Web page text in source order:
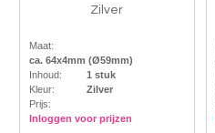
Zilver
Maat:
ca. 64x4mm (Ø59mm)
Inhoud:
1 stuk
Kleur:
Zilver
Prijs:
Inloggen voor prijzen